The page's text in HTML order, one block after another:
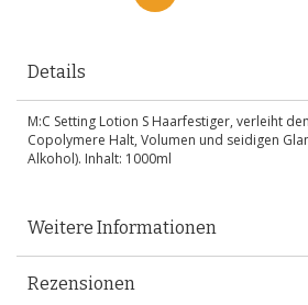
Details
M:C Setting Lotion S Haarfestiger, verleiht
Copolymere Halt, Volumen und seidigen
Alkohol). Inhalt: 1000ml
Weitere Informationen
Rezensionen